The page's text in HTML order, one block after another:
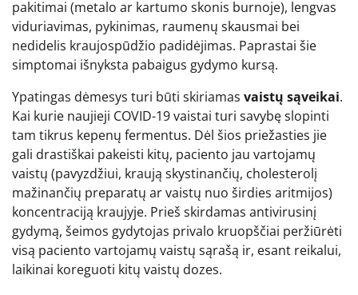
pakitimai (metalo ar kartumo skonis burnoje), lengvas
viduriavimas, pykinimas, raumenų skausmai bei
nedidelis kraujospūdžio padidėjimas. Paprastai šie
simptomai išnyksta pabaigus gydymo kursą.
Ypatingas dėmesys turi būti skiriamas vaistų sąveikai.
Kai kurie naujieji COVID-19 vaistai turi savybę slopinti
tam tikrus kepenų fermentus. Dėl šios priežasties jie
gali drastiškai pakeisti kitų, paciento jau vartojamų
vaistų (pavyzdžiui, kraują skystinančių, cholesterolį
mažinančių preparatų ar vaistų nuo širdies aritmijos)
koncentraciją kraujyje. Prieš skirdamas antivirusinį
gydymą, šeimos gydytojas privalo kruopščiai peržiūrėti
visą paciento vartojamų vaistų sąrašą ir, esant reikalui,
laikinai koreguoti kitų vaistų dozes.